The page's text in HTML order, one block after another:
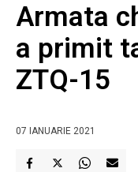
Armata
a primit
ZTQ-15
07 IANUARIE 2021